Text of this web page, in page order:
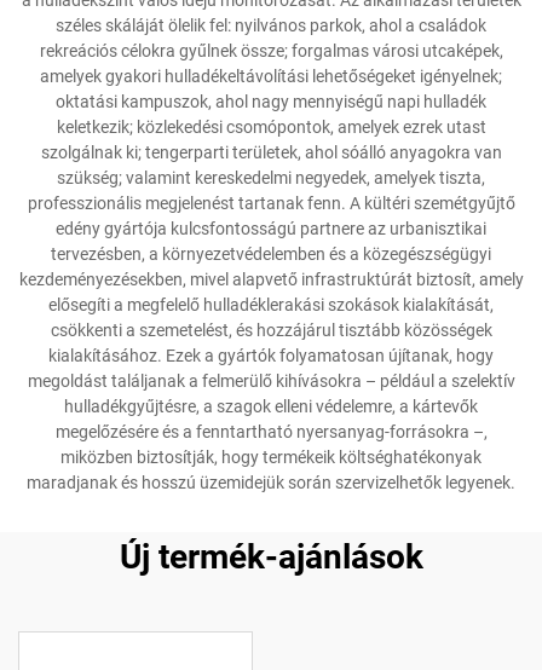
széles skáláját ölelik fel: nyilvános parkok, ahol a családok
rekreációs célokra gyűlnek össze; forgalmas városi utcaképek,
amelyek gyakori hulladékeltávolítási lehetőségeket igényelnek;
oktatási kampuszok, ahol nagy mennyiségű napi hulladék
keletkezik; közlekedési csomópontok, amelyek ezrek utast
szolgálnak ki; tengerparti területek, ahol sóálló anyagokra van
szükség; valamint kereskedelmi negyedek, amelyek tiszta,
professzionális megjelenést tartanak fenn. A kültéri szemétgyűjtő
edény gyártója kulcsfontosságú partnere az urbanisztikai
tervezésben, a környezetvédelemben és a közegészségügyi
kezdeményezésekben, mivel alapvető infrastruktúrát biztosít, amely
elősegíti a megfelelő hulladéklerakási szokások kialakítását,
csökkenti a szemetelést, és hozzájárul tisztább közösségek
kialakításához. Ezek a gyártók folyamatosan újítanak, hogy
megoldást találjanak a felmerülő kihívásokra – például a szelektív
hulladékgyűjtésre, a szagok elleni védelemre, a kártevők
megelőzésére és a fenntartható nyersanyag-forrásokra –,
miközben biztosítják, hogy termékeik költséghatékonyak
maradjanak és hosszú üzemidejük során szervizelhetők legyenek.
Új termék-ajánlások